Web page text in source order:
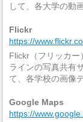
して、各大学の動
Flickr
https://
Flickr（フリッカー
ラインの写真共有
て、各学校の画像
Google Maps
https://